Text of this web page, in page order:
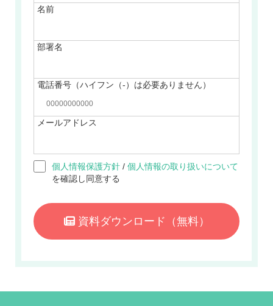
名前
部署名
電話番号（ハイフン（-）は必要ありません）
メールアドレス
個人情報保護方針 / 個人情報の取り扱いについて
を確認し同意する
資料ダウンロード （無料）